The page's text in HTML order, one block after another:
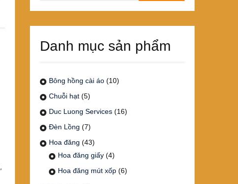
Danh mục sản phẩm
Bông hồng cài áo (10)
Chuỗi hạt (5)
Duc Luong Services (16)
Đèn Lồng (7)
Hoa đăng (43)
Hoa đăng giấy (4)
Hoa đăng mút xốp (6)